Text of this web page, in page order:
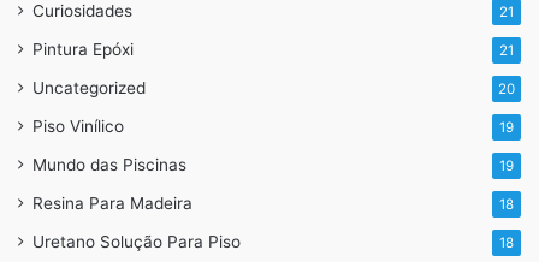
Curiosidades 21
Pintura Epóxi 21
Uncategorized 20
Piso Vinílico 19
Mundo das Piscinas 19
Resina Para Madeira 18
Uretano Solução Para Piso 18